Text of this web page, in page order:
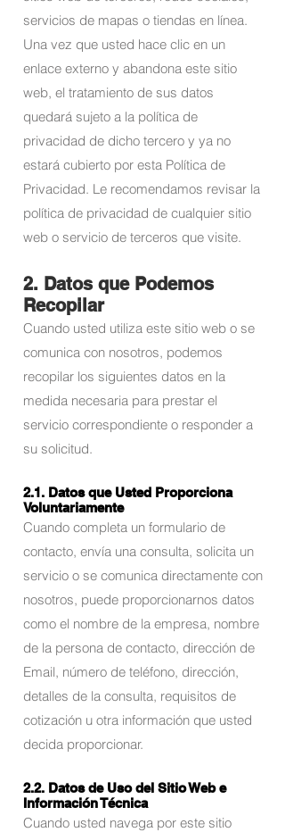
servicios de mapas o tiendas en línea.
Una vez que usted hace clic en un
enlace externo y abandona este sitio
web, el tratamiento de sus datos
quedará sujeto a la política de
privacidad de dicho tercero y ya no
estará cubierto por esta Política de
Privacidad. Le recomendamos revisar la
política de privacidad de cualquier sitio
web o servicio de terceros que visite.
2. Datos que Podemos
Recopilar
Cuando usted utiliza este sitio web o se
comunica con nosotros, podemos
recopilar los siguientes datos en la
medida necesaria para prestar el
servicio correspondiente o responder a
su solicitud.
2.1. Datos que Usted Proporciona
Voluntariamente
Cuando completa un formulario de
contacto, envía una consulta, solicita un
servicio o se comunica directamente con
nosotros, puede proporcionarnos datos
como el nombre de la empresa, nombre
de la persona de contacto, dirección de
Email, número de teléfono, dirección,
detalles de la consulta, requisitos de
cotización u otra información que usted
decida proporcionar.
2.2. Datos de Uso del Sitio Web e
Información Técnica
Cuando usted navega por este sitio